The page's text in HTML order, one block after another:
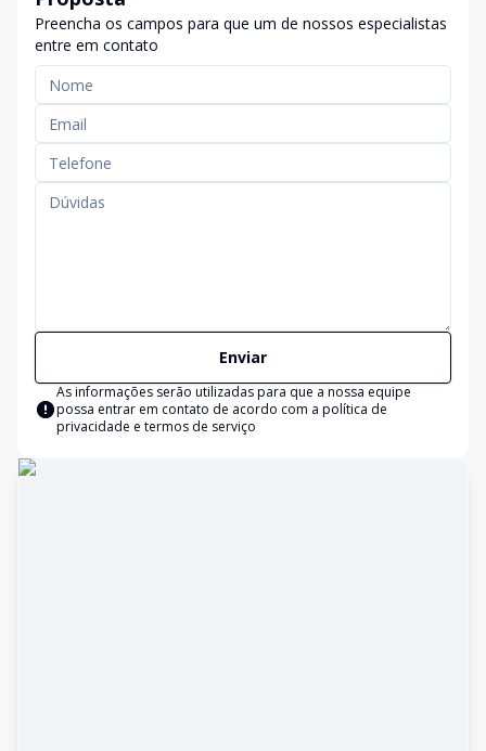
Preencha os campos para que um de nossos especialistas
entre em contato
Enviar
As informações serão utilizadas para que a nossa equipe
possa entrar em contato de acordo com a política de
privacidade e termos de serviço